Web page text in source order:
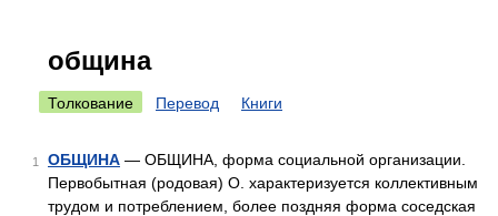
община
Толкование Перевод Книги
1 ОБЩИНА — ОБЩИНА, форма социальной организации.
Первобытная (родовая) О. характеризуется коллективным
трудом и потреблением, более поздняя форма соседская